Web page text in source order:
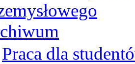
Praca dla